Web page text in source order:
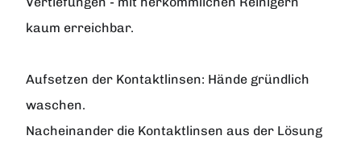
kaum erreichbar.
Aufsetzen der Kontaktlinsen: Hände gründlich
waschen.
Nacheinander die Kontaktlinsen aus der Lösung